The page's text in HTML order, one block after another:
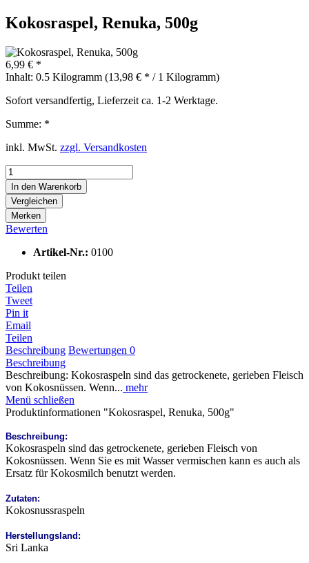
Kokosraspel, Renuka, 500g
6,99 € *
Inhalt: 0.5 Kilogramm (13,98 € * / 1 Kilogramm)
Sofort versandfertig, Lieferzeit ca. 1-2 Werktage.
Summe: *
inkl. MwSt. zzgl. Versandkosten
In den Warenkorb
Vergleichen
Merken
Bewerten
Artikel-Nr.: 0100
Produkt teilen
Teilen
Tweet
Pin it
Email
Teilen
Beschreibung Bewertungen 0
Beschreibung
Beschreibung: Kokosraspeln sind das getrockenete, gerieben Fleisch
von Kokosnüssen. Wenn... mehr
Menü schließen
Produktinformationen "Kokosraspel, Renuka, 500g"
Beschreibung:
Kokosraspeln sind das getrockenete, gerieben Fleisch von
Kokosnüssen. Wenn Sie es mit Wasser vermischen kann es auch als
Ersatz für Kokosmilch benutzt werden.
Zutaten:
Kokosnussraspeln
Herstellungsland:
Sri Lanka